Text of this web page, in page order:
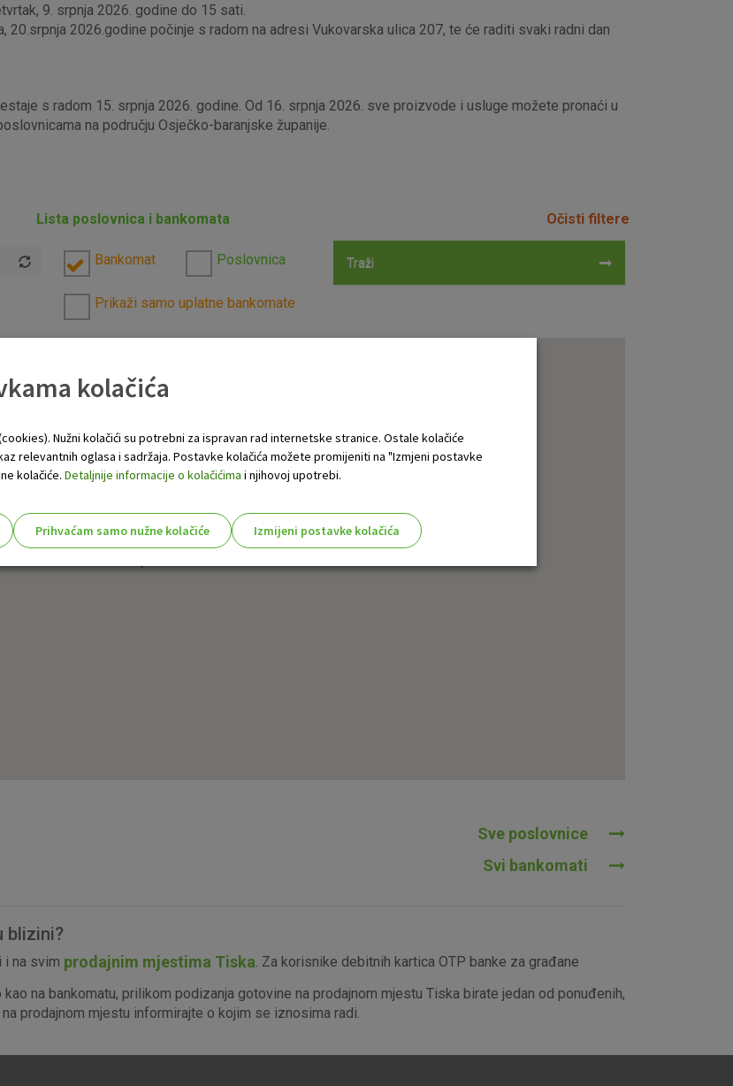
9. srpnja 2026. godine do 15 sati.
20.srpnja 2026.godine počinje s radom na adresi Vukovarska ulica 207, te će raditi svaki radni dan
s radom 15. srpnja 2026. godine. Od 16. srpnja 2026. sve proizvode i usluge možete pronaći u
na području Osječko-baranjske županije.
Lista poslovnica i bankomata Očisti filtere
Bankomat Poslovnica Traži
Prikaži samo uplatne bankomate
Sve poslovnice
Svi bankomati
blizini?
i na svim prodajnim mjestima Tiska. Za korisnike debitnih kartica OTP banke za građane
na bankomatu, prilikom podizanja gotovine na prodajnom mjestu Tiska birate jedan od ponuđenih,
prodajnom mjestu informirajte o kojim se iznosima radi.
kolačića
Nužni kolačići su potrebni za ispravan rad internetske stranice. Ostale kolačiće
relevantnih oglasa i sadržaja. Postavke kolačića možete promijeniti na "Izmjeni postavke
kolačiće. Detaljnije informacije o kolačićima i njihovoj upotrebi.
Prihvaćam samo nužne kolačiće
Izmijeni postavke kolačića